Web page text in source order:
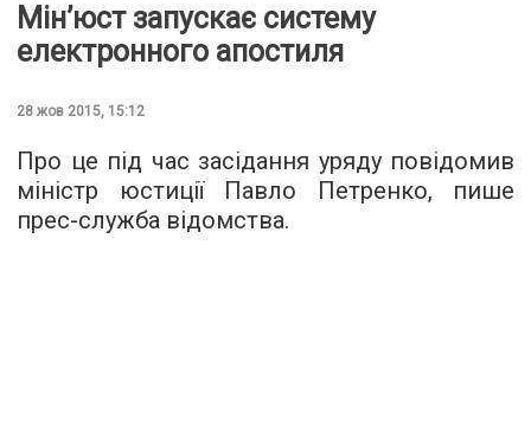
Мін’юст запускає систему
електронного апостиля
28 жов 2015, 15:12
Про це під час засідання уряду повідомив
міністр юстиції Павло Петренко, пише
прес-служба відомства.